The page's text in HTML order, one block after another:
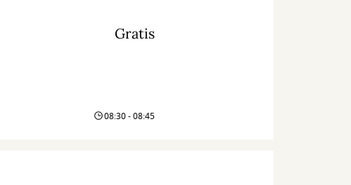
Gratis
08:30 - 08:45